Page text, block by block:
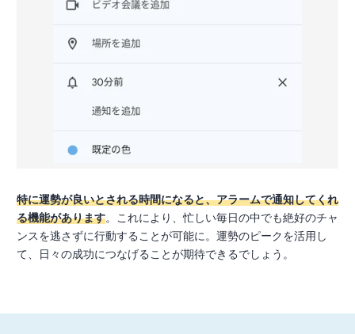
特に運勢が良いとされる時間になると、アラームで通知してくれ
る機能があります。これにより、忙しい毎日の中でも絶好のチャ
ンスを逃さずに行動することが可能に。運勢のピークを活用し
て、日々の成功につなげることが期待できるでしょう。